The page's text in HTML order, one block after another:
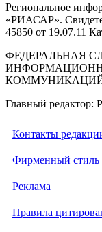
Региональное
«РИАСАР».
45850 от 19.07.11
ФЕДЕРАЛЬНАЯ
Главный редактор:
Контакты
Фирменный стиль
Реклама
Правила